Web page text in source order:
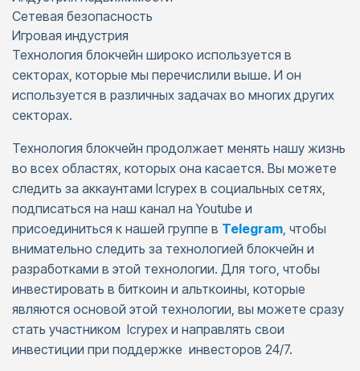
Сетевая безопасность
Игровая индустрия
Технология блокчейн широко используется в
секторах, которые мы перечислили выше. И он
используется в различных задачах во многих других
секторах.
Технология блокчейн продолжает менять нашу жизнь
во всех областях, которых она касается. Вы можете
следить за аккаунтами Icrypex в социальных сетях,
подписаться на наш канал на Youtube и
присоединиться к нашей группе в Telegram, чтобы
внимательно следить за технологией блокчейн и
разработками в этой технологии. Для того, чтобы
инвестировать в биткоин и альткоины, которые
являются основой этой технологии, вы можете сразу
стать участником Icrypex и направлять свои
инвестиции при поддержке инвесторов 24/7.